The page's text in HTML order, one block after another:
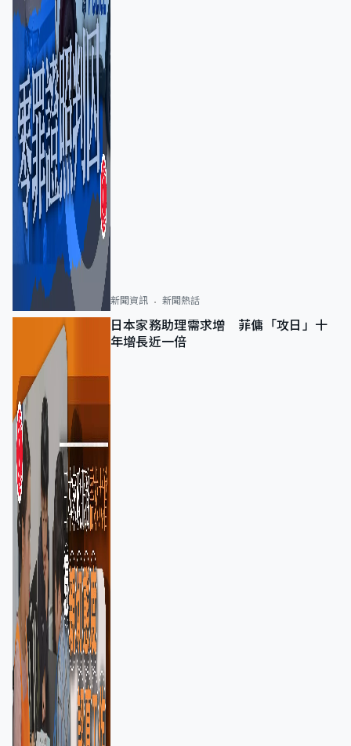
新聞資訊 新聞熱話
日本家務助理需求增 菲傭「攻日」十
年增長近一倍